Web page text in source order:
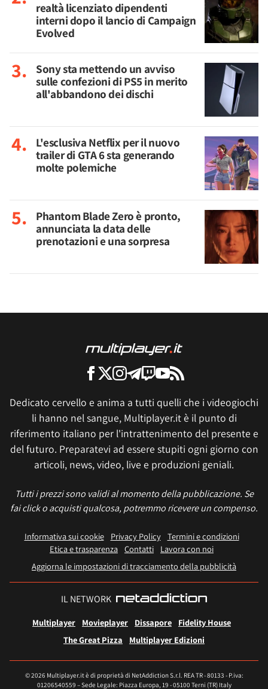
realtà licenziato dipendenti
interni dopo il lancio di Campaign
Evolved
Sony sta mettendo un avviso
sulle confezioni di PS5 in merito
all'abbandono dei dischi
L'esclusiva Netflix per il nuovo
trailer di GTA 6 sta generando
molte polemiche
Phantom Blade Zero è pronto,
annunciata la data delle
prenotazioni e una sorpresa
Dedicato cervello e anima a tutti quelli che i videogiochi
li hanno nel sangue, Multiplayer.it è il punto di
riferimento italiano per l'intrattenimento del presente e
del futuro. Preparatevi ad essere stupiti ogni giorno con
articoli, news, video, live e produzioni geniali.
Tutti i prezzi sono validi al momento della pubblicazione. Se
fai click o acquisti qualcosa, potremmo ricevere un compenso.
Informativa sui cookie Privacy Policy
Termini e condizioni
Etica e trasparenza Contatti
Lavora con noi
Aggiorna le impostazioni di tracciamento della pubblicità
IL NETWORK
Multiplayer Movieplayer Dissapore
Fidelity House
The Great Pizza
Multiplayer Edizioni
© 2026 Multiplayer.it è di proprietà di NetAddiction S.r.l. REA TR - 80133 - P.iva:
01206540559 – Sede Legale: Piazza Europa, 19 - 05100 Terni (TR) Italy